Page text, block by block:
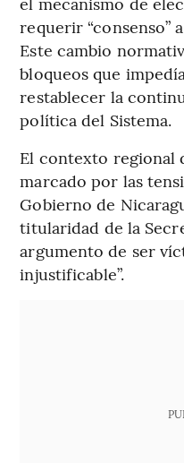
requerir “consenso”
Este cambio
bloqueos que
restablecer la
política del Sistema.
El contexto regional
marcado por las
Gobierno de
titularidad de la
argumento de ser
injustificable”.